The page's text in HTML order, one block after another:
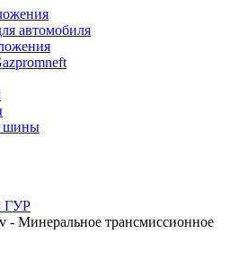
автомобиля
шины
ГУР
- Минеральное трансмиссионное